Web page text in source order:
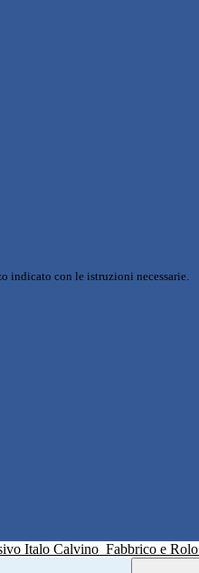
indicato con le istruzioni necessarie.
Italo Calvino Fabbrico e Rolo